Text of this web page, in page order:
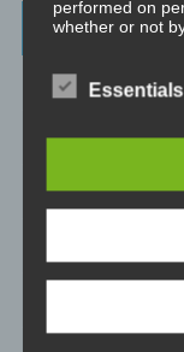
Archives
July 2023
February 2023
January 2023
performed on
whether or not
transmission,
available,
d) Restriction
Restriction of
personal data
the future.
Essentials